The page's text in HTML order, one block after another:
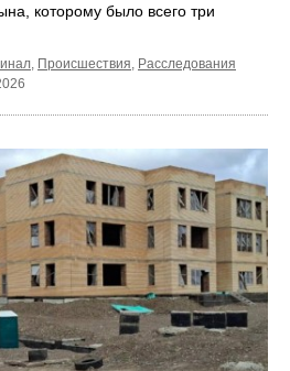
которому было всего три
, Происшествия, Расследования